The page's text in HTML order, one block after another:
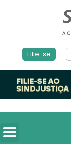
Filie-se